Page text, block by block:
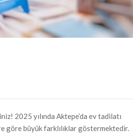
2025 yılında Aktepe’da ev tadilatı
göre büyük farklılıklar göstermektedir.